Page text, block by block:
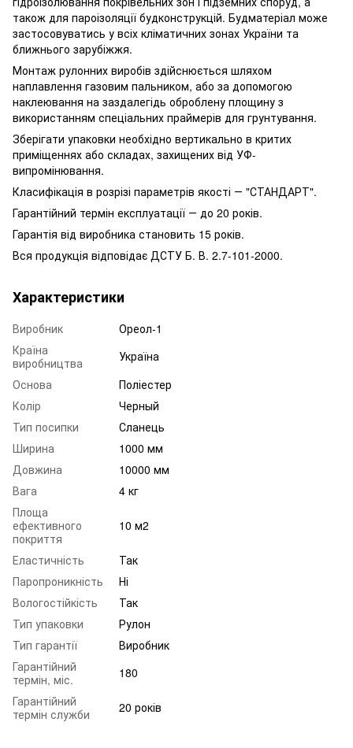
також для пароізоляції будконструкцій. Будматеріал може
застосовуватись у всіх кліматичних зонах України та
ближнього зарубіжжя.
Монтаж рулонних виробів здійснюється шляхом
наплавлення газовим пальником, або за допомогою
наклеювання на заздалегідь оброблену площину з
використанням спеціальних праймерів для грунтування.
Зберігати упаковки необхідно вертикально в критих
приміщеннях або складах, захищених від УФ-
випромінювання.
Класифікація в розрізі параметрів якості ― "СТАНДАРТ".
Гарантійний термін експлуатації ― до 20 років.
Гарантія від виробника становить 15 років.
Вся продукція відповідає ДСТУ Б. В. 2.7-101-2000.
Характеристики
Виробник
Ореол-1
Країна
виробництва
Україна
Основа
Поліестер
Колір
Черный
Тип посипки
Сланець
Ширина
1000 мм
Довжина
10000 мм
Вага
4 кг
Площа
ефективного
покриття
10 м2
Еластичність
Так
Паропроникність
Ні
Вологостійкість
Так
Тип упаковки
Рулон
Тип гарантії
Виробник
Гарантійний
термін, міс.
180
Гарантійний
термін служби
20 років